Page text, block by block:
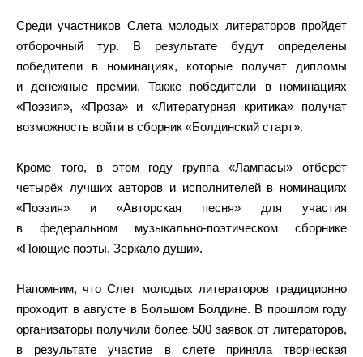
Среди участников Слета молодых литераторов пройдет
отборочный тур. В результате будут определены
победители в номинациях, которые получат дипломы
и денежные премии. Также победители в номинациях
«Поэзия», «Проза» и «Литературная критика» получат
возможность войти в сборник «Болдинский старт».
Кроме того, в этом году группа «Лампасы» отберёт
четырёх лучших авторов и исполнителей в номинациях
«Поэзия» и «Авторская песня» для участия
в федеральном музыкально-поэтическом сборнике
«Поющие поэты. Зеркало души».
Напомним, что Слет молодых литераторов традиционно
проходит в августе в Большом Болдине. В прошлом году
организаторы получили более 500 заявок от литераторов,
в результате участие в слете приняла творческая